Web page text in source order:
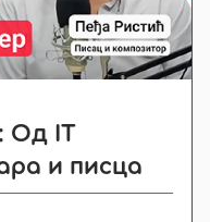
Од IT
и писца